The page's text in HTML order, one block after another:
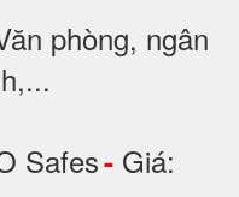
phòng, ngân
Safes- Giá: